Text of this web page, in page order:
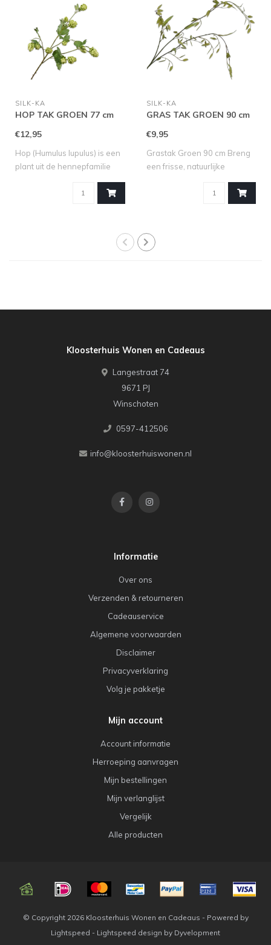
SILK-KA
HOP TAK GROEN 77 cm
€12,95
Hop (Humulus lupulus) is een
plant uit de hennepfamilie
SILK-KA
GRAS TAK GROEN 90 cm
€9,95
Grastak Groen 90 cm Breng
een frisse, natuurlijke
Kloosterhuis Wonen en Cadeaus
Langestraat 74
9671 PJ
Winschoten
0597-412506
info@kloosterhuiswonen.nl
Informatie
Over ons
Verzenden & retourneren
Cadeauservice
Algemene voorwaarden
Disclaimer
Privacyverklaring
Volg je pakketje
Mijn account
Account informatie
Herroeping aanvragen
Mijn bestellingen
Mijn verlanglijst
Vergelijk
Alle producten
© Copyright 2026 Kloosterhuis Wonen en Cadeaus - Powered by
Lightspeed - Lightspeed design by Dyvelopment